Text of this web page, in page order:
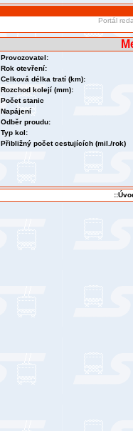
Portál
Provozovatel:
Rok otevření:
Celková délka tratí (km):
Rozchod kolejí (mm):
Počet stanic
Napájení
Odběr proudu:
Typ kol:
Přibližný počet cestujících (mil./rok)